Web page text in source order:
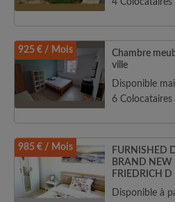
4
925 € / Mois
Chambre
ville
Disponible
6
985 € / Mois
FURNISHED
BRAND NEW
FRIEDRICH D
Disponible à